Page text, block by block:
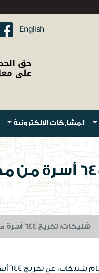
English
المشاركات الالكترونية
شنيكات: تخريج 644 أسرة من مظلة المعونة بعد اتحاق أفرادها بسوق العمل